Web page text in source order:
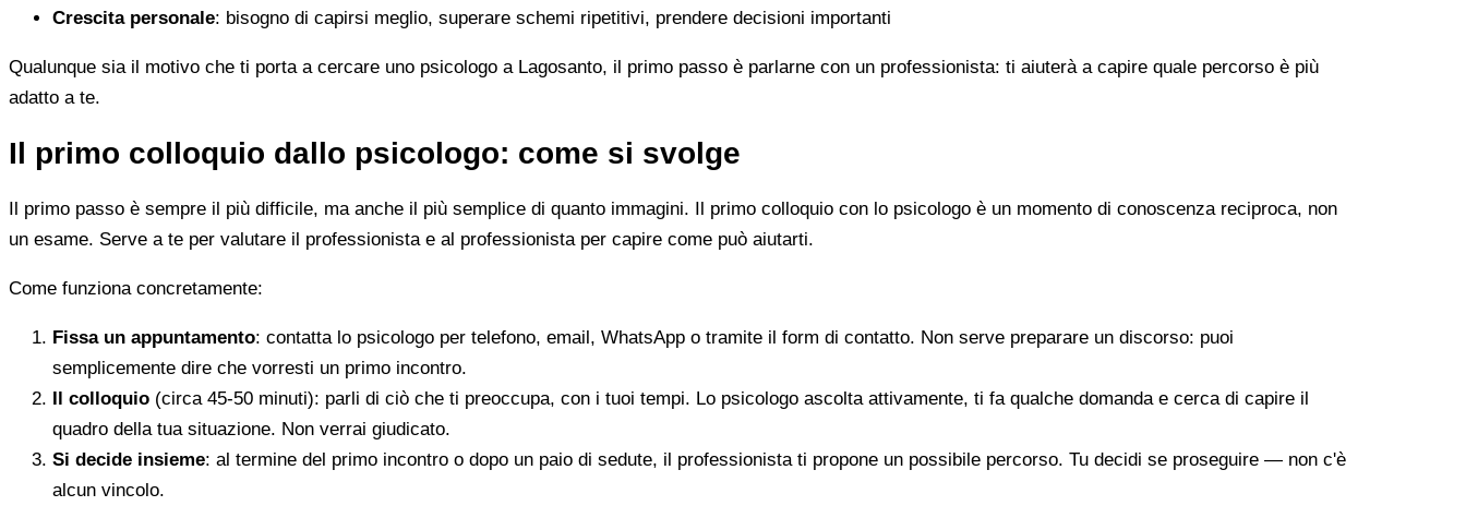
Crescita personale: bisogno di capirsi meglio, superare schemi ripetitivi, prendere decisioni importanti
Qualunque sia il motivo che ti porta a cercare uno psicologo a Lagosanto, il primo passo è parlarne con un professionista: ti aiuterà a capire quale percorso è più
adatto a te.
Il primo colloquio dallo psicologo: come si svolge
Il primo passo è sempre il più difficile, ma anche il più semplice di quanto immagini. Il primo colloquio con lo psicologo è un momento di conoscenza reciproca, non
un esame. Serve a te per valutare il professionista e al professionista per capire come può aiutarti.
Come funziona concretamente:
Fissa un appuntamento: contatta lo psicologo per telefono, email, WhatsApp o tramite il form di contatto. Non serve preparare un discorso: puoi
semplicemente dire che vorresti un primo incontro.
Il colloquio (circa 45-50 minuti): parli di ciò che ti preoccupa, con i tuoi tempi. Lo psicologo ascolta attivamente, ti fa qualche domanda e cerca di capire il
quadro della tua situazione. Non verrai giudicato.
Si decide insieme: al termine del primo incontro o dopo un paio di sedute, il professionista ti propone un possibile percorso. Tu decidi se proseguire — non c'è
alcun vincolo.